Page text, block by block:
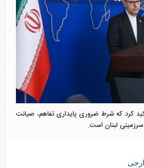
کرد که شرط ضروری پایداری تفاهم، صیانت
لبنان است.